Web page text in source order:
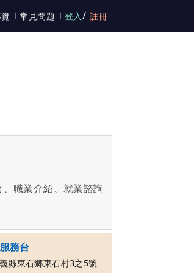
常見問題 登入 / 註冊
職業介紹、就業諮詢
務台
縣東石鄉東石村3之5號